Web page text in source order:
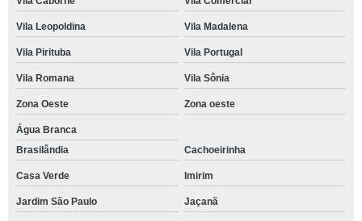
Vila Leopoldina Vila Madalena
Vila Pirituba Vila Portugal
Vila Romana Vila Sônia
Zona Oeste Zona oeste
Água Branca
Brasilândia
Cachoeirinha
Casa Verde Imirim
Jardim São Paulo Jaçanã